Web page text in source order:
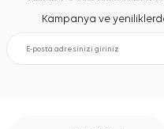
Kampanya ve